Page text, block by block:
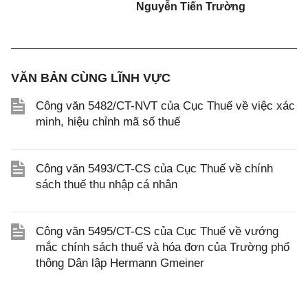
Nguyễn Tiến Trường
VĂN BẢN CÙNG LĨNH VỰC
Công văn 5482/CT-NVT của Cục Thuế về việc xác
minh, hiệu chỉnh mã số thuế
Công văn 5493/CT-CS của Cục Thuế về chính
sách thuế thu nhập cá nhân
Công văn 5495/CT-CS của Cục Thuế về vướng
mắc chính sách thuế và hóa đơn của Trường phổ
thông Dân lập Hermann Gmeiner